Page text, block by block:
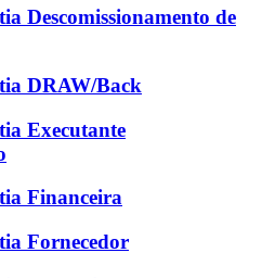
Descomissionamento de
DRAW/Back
Executante
Financeira
Fornecedor